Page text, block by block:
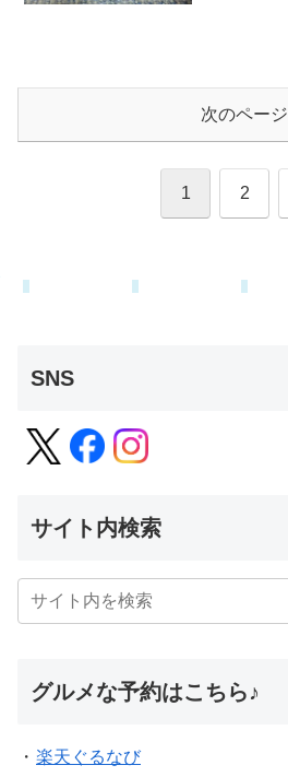
次のページ
1 2
SNS
サイト内検索
グルメな予約はこちら♪
・ 楽天ぐるなび